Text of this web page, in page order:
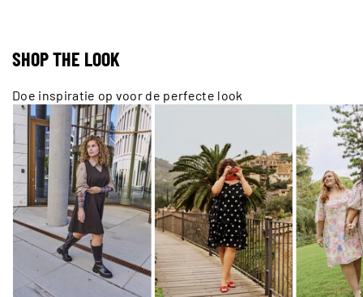
SHOP THE LOOK
Doe inspiratie op voor de perfecte look